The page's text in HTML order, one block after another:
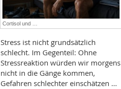
LIFESTYLE
Cortisol und …
Stress ist nicht grundsätzlich
schlecht. Im Gegenteil: Ohne
Stressreaktion würden wir morgens
nicht in die Gänge kommen,
Gefahren schlechter einschätzen …